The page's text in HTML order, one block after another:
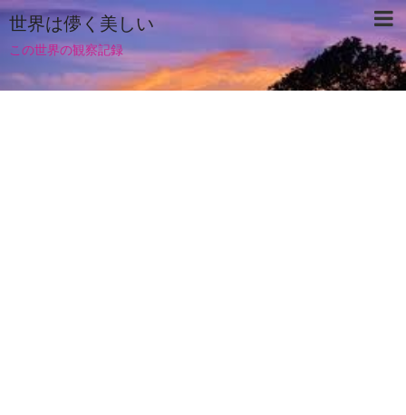
世界は儚く美しい
この世界の観察記録